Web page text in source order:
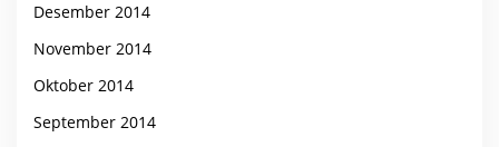
Desember 2014
November 2014
Oktober 2014
September 2014